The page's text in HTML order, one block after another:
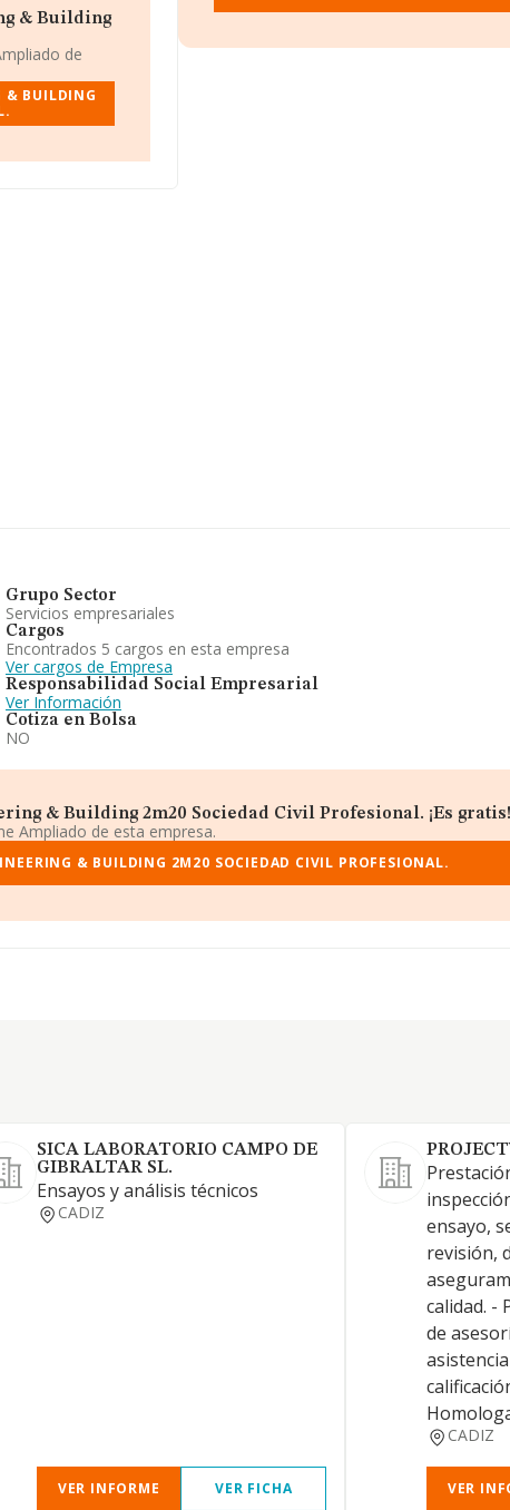
& Building
de
& BUILDING
Grupo Sector
Servicios empresariales
Cargos
Encontrados 5 cargos en esta empresa
Ver cargos de Empresa
Responsabilidad Social Empresarial
Ver Información
Cotiza en Bolsa
NO
& Building 2m20 Sociedad Civil Profesional. ¡Es gratis!
Ampliado de esta empresa.
& BUILDING 2M20 SOCIEDAD CIVIL PROFESIONAL.
SICA LABORATORIO CAMPO DE
GIBRALTAR SL.
Ensayos y análisis técnicos
CADIZ
VER INFORME VER FICHA
ensayo,
revisión,
calidad. -
de
CADIZ
VER